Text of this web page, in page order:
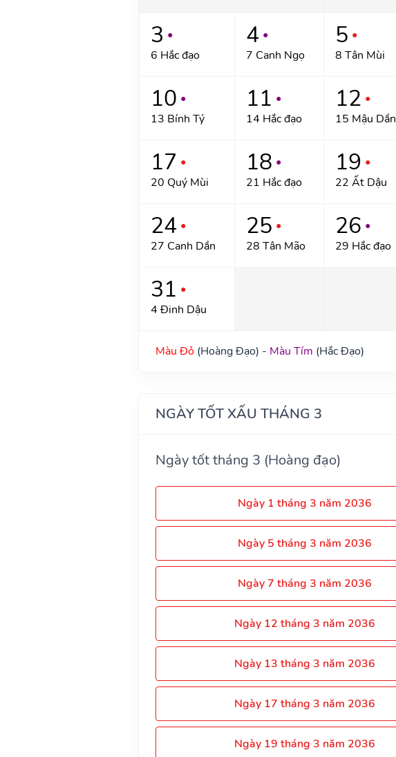
3 ●
6 Hắc đạo
4 ●
7 Canh Ngọ
5 ●
8 Tân Mùi
10 ●
13 Bính Tý
11 ●
14 Hắc đạo
12 ●
15 Mậu Dần
17 ●
20 Quý Mùi
18 ●
21 Hắc đạo
19 ●
22 Ất Dậu
24 ●
27 Canh Dần
25 ●
28 Tân Mão
26 ●
29 Hắc đạo
31 ●
4 Đinh Dậu
Màu Đỏ(Hoàng Đạo) - Màu Tím (Hắc Đạo)
NGÀY TỐT XẤU THÁNG 3
Ngày tốt tháng 3 (Hoàng đạo)
Ngày 1 tháng 3 năm 2036
Ngày 5 tháng 3 năm 2036
Ngày 7 tháng 3 năm 2036
Ngày 12 tháng 3 năm 2036
Ngày 13 tháng 3 năm 2036
Ngày 17 tháng 3 năm 2036
Ngày 19 tháng 3 năm 2036